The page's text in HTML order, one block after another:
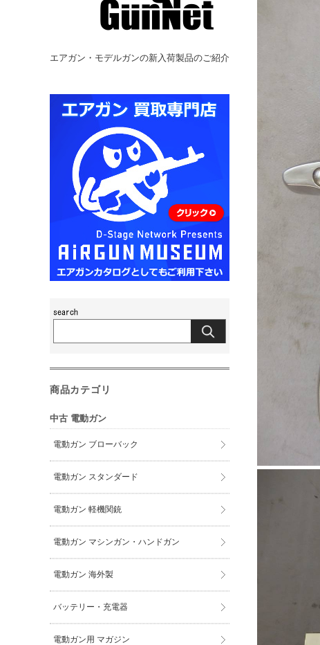
エアガン・モデルガンの新入荷製品のご紹介
商品カテゴリ
中古 電動ガン
電動ガン ブローバック
電動ガン スタンダード
電動ガン 軽機関銃
電動ガン マシンガン・ハンドガン
電動ガン 海外製
バッテリー・充電器
電動ガン用 マガジン